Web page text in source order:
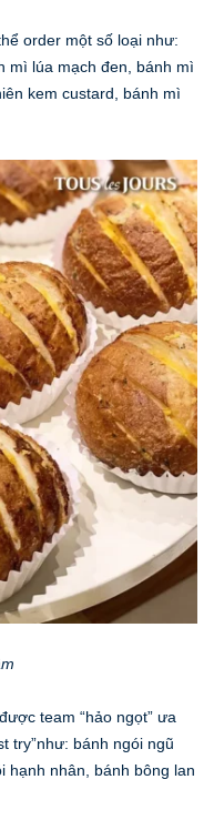
order một số loại như:
mì lúa mạch đen, bánh mì
kem custard, bánh mì
team “hảo ngọt” ưa
try”như: bánh ngói ngũ
hạnh nhân, bánh bông lan